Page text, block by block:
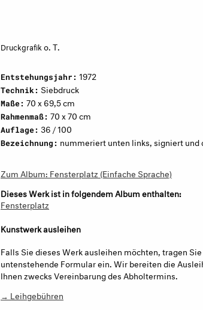
Druckgrafik o. T.
Entstehungsjahr: 1972
Technik: Siebdruck
Maße: 70 x 69,5 cm
Rahmenmaß: 70 x 70 cm
Auflage: 36 / 100
Bezeichnung: nummeriert unten links, signiert und
Zum Album: Fensterplatz (Einfache Sprache)
Dieses Werk ist in folgendem Album enthalten:
Fensterplatz
Kunstwerk ausleihen
Falls Sie dieses Werk ausleihen möchten, tragen
untenstehende Formular ein. Wir bereiten die
Ihnen zwecks Vereinbarung des Abholtermins.
→ Leihgebühren